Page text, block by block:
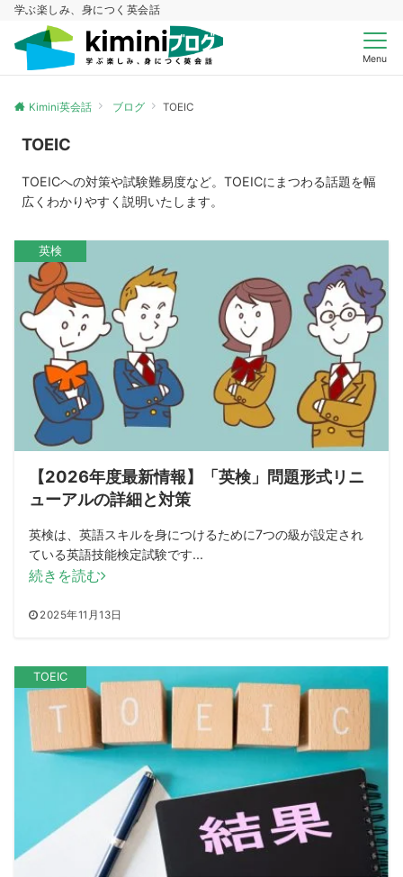
学ぶ楽しみ、身につく英会話
Menu
Kimini英会話 ブログ TOEIC
TOEIC
TOEICへの対策や試験難易度など。TOEICにまつわる話題を幅
広くわかりやすく説明いたします。
英検
【2026年度最新情報】「英検」問題形式リニ
ューアルの詳細と対策
英検は、英語スキルを身につけるために7つの級が設定され
ている英語技能検定試験です...
2025年11月13日
続きを読む
TOEIC